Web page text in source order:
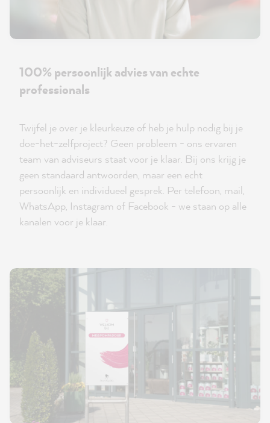
100% persoonlijk advies van echte
professionals
Twijfel je over je kleurkeuze of heb je hulp nodig bij je
doe-het-zelfproject? Geen probleem - ons ervaren
team van adviseurs staat voor je klaar. Bij ons krijg je
geen standaard antwoorden, maar een echt
persoonlijk en individueel gesprek. Per telefoon, mail,
WhatsApp, Instagram of Facebook - we staan op alle
kanalen voor je klaar.